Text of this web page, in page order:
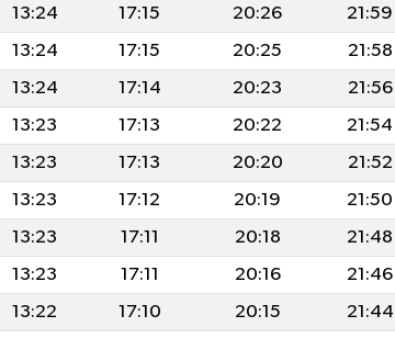
13:24 17:15 20:26
21:59
13:24 17:15 20:25
21:58
13:24 17:14 20:23
21:56
13:23 17:13 20:22
21:54
13:23 17:13 20:20
21:52
13:23 17:12 20:19
21:50
13:23 17:11 20:18
21:48
13:23 17:11 20:16
21:46
13:22 17:10 20:15
21:44